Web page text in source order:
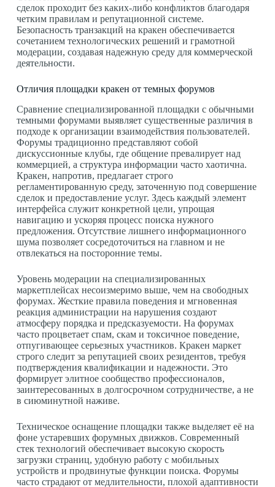
сделок проходит без каких-либо конфликтов благодаря
четким правилам и репутационной системе.
Безопасность транзакций на кракен обеспечивается
сочетанием технологических решений и грамотной
модерации, создавая надежную среду для коммерческой
деятельности.
Отличия площадки кракен от темных форумов
Сравнение специализированной площадки с обычными
темными форумами выявляет существенные различия в
подходе к организации взаимодействия пользователей.
Форумы традиционно представляют собой
дискуссионные клубы, где общение превалирует над
коммерцией, а структура информации часто хаотична.
Кракен, напротив, предлагает строго
регламентированную среду, заточенную под совершение
сделок и предоставление услуг. Здесь каждый элемент
интерфейса служит конкретной цели, упрощая
навигацию и ускоряя процесс поиска нужного
предложения. Отсутствие лишнего информационного
шума позволяет сосредоточиться на главном и не
отвлекаться на посторонние темы.
Уровень модерации на специализированных
маркетплейсах несоизмеримо выше, чем на свободных
форумах. Жесткие правила поведения и мгновенная
реакция администрации на нарушения создают
атмосферу порядка и предсказуемости. На форумах
часто процветает спам, скам и токсичное поведение,
отпугивающее серьезных участников. Кракен маркет
строго следит за репутацией своих резидентов, требуя
подтверждения квалификации и надежности. Это
формирует элитное сообщество профессионалов,
заинтересованных в долгосрочном сотрудничестве, а не
в сиюминутной наживе.
Техническое оснащение площадки также выделяет её на
фоне устаревших форумных движков. Современный
стек технологий обеспечивает высокую скорость
загрузки страниц, удобную работу с мобильных
устройств и продвинутые функции поиска. Форумы
часто страдают от медлительности, плохой адаптивности